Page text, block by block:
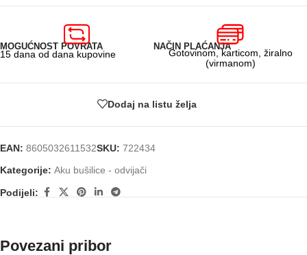
MOGUĆNOST POVRATA
15 dana od dana kupovine
NAČIN PLAĆANJA
Gotovinom, karticom, žiralno
(virmanom)
Dodaj na listu želja
EAN: 8605032611532SKU: 722434
Kategorije: Aku bušilice - odvijači
Podijeli:
Povezani pribor